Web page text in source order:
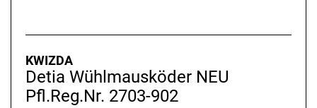
KWIZDA
Detia Wühlmausköder NEU
Pfl.Reg.Nr. 2703-902